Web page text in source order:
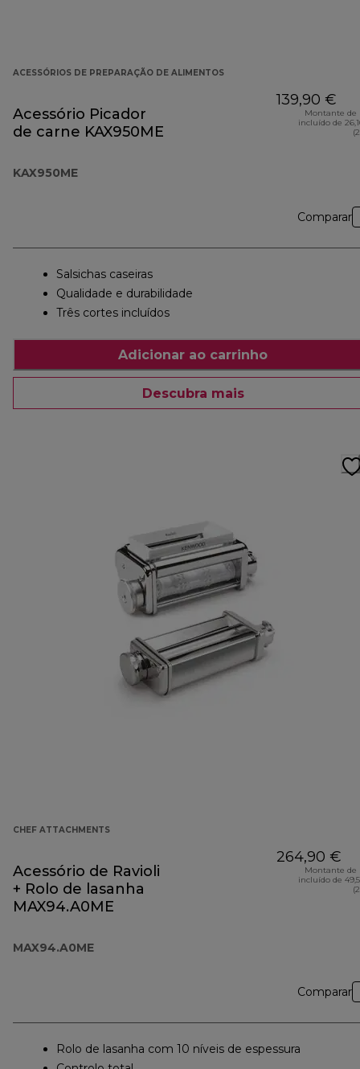
ACESSÓRIOS DE PREPARAÇÃO DE ALIMENTOS
Acessório Picador
de carne KAX950ME
KAX950ME
139,90 €
Montante de
incluído de
Comparar
Salsichas caseiras
Qualidade e durabilidade
Três cortes incluídos
Adicionar ao carrinho
Descubra mais
CHEF ATTACHMENTS
Acessório de Ravioli
+ Rolo de lasanha
MAX94.A0ME
MAX94.A0ME
264,90 €
Montante de
incluído de
Comparar
Rolo de lasanha com 10 níveis de espessura